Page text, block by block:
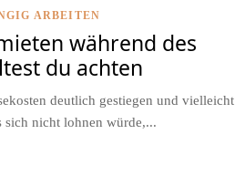
ARBEITEN
während des
du achten
deutlich gestiegen und vielleicht
sich nicht lohnen würde,...